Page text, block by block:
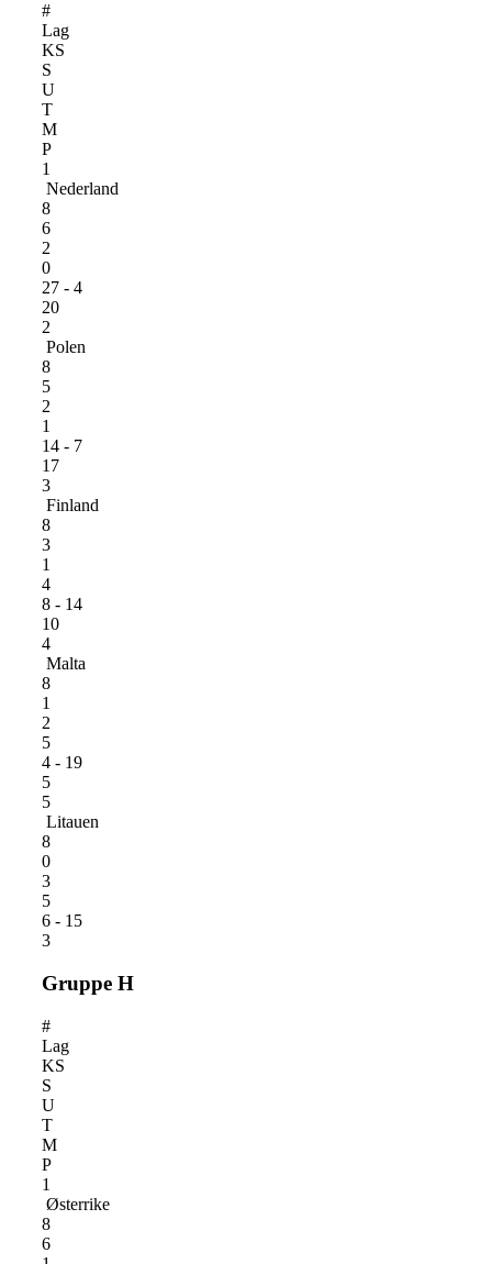
#
Lag
KS
S
U
T
M
P
1
Nederland
8
6
2
0
27 - 4
20
2
Polen
8
5
2
1
14 - 7
17
3
Finland
8
3
1
4
8 - 14
10
4
Malta
8
1
2
5
4 - 19
5
5
Litauen
8
0
3
5
6 - 15
3
Gruppe H
#
Lag
KS
S
U
T
M
P
1
Østerrike
8
6